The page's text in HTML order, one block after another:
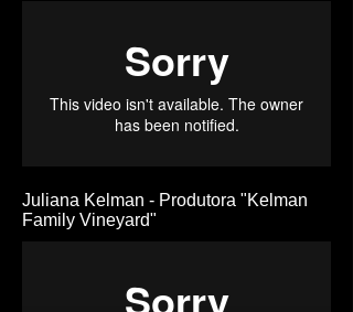
Juliana Kelman - Produtora "Kelman
Family Vineyard"